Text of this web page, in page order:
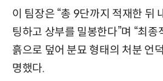
이 팀장은 “총 9단까지 적재한 뒤
팅하고 상부를 밀봉한다”며 “최종
흙으로 덮어 분묘 형태의 처분 언
명했다.